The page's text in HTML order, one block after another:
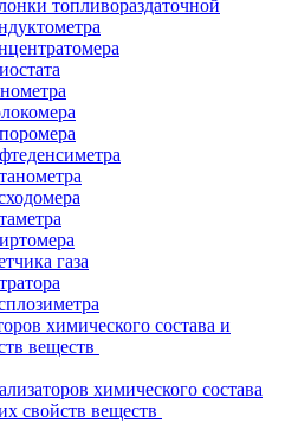
топливораздаточной
газа
химического состава и
веществ
химического состава
свойств веществ